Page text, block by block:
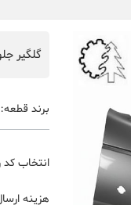
گلگیر
برند
انتخاب
هزینه